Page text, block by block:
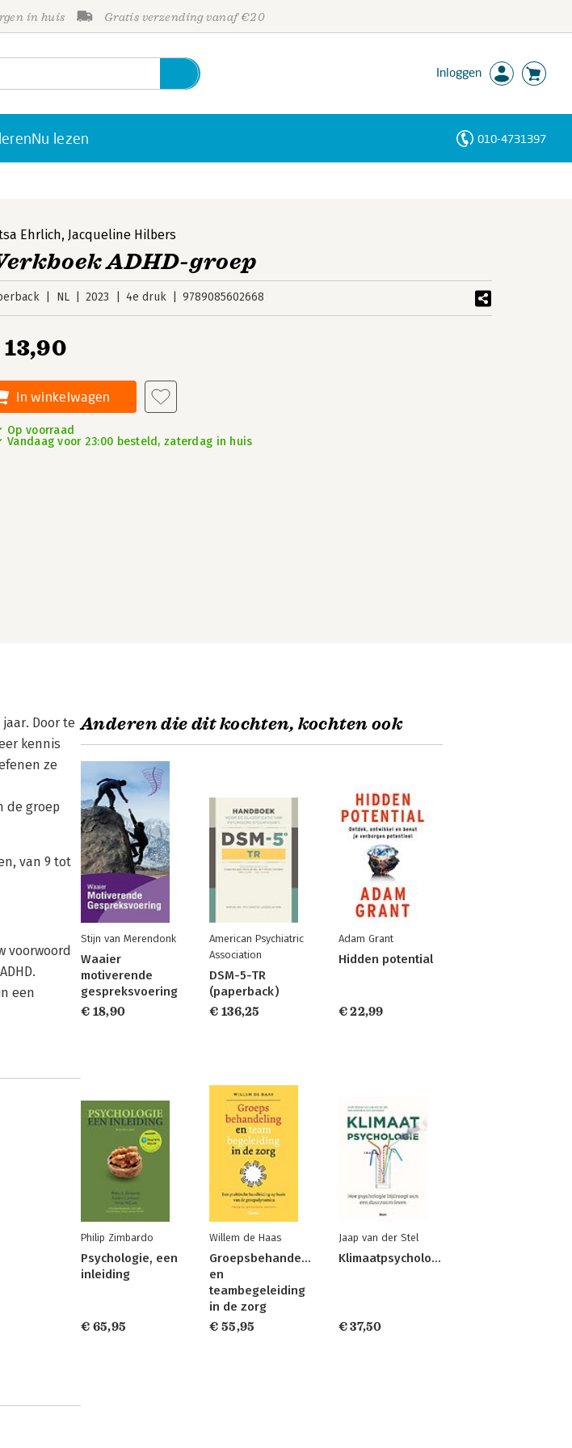
in huis Gratis verzending vanaf €20
Inloggen
Nu lezen 010-4731397
Ehrlich, Jacqueline Hilbers
ADHD-groep
NL 2023 4e druk 9789085602668
In winkelwagen
Op voorraad
Vandaag voor 23:00 besteld, zaterdag in huis
Door te
kennis
ze
de groep
van 9 tot
voorwoord
een
Anderen die dit kochten, kochten ook
Stijn van Merendonk
Waaier
motiverende
gespreksvoering
€ 18,90
American Psychiatric
Association
DSM-5-TR
(paperback)
€ 136,25
Adam Grant
Hidden potential
€ 22,99
Philip Zimbardo
Psychologie, een
inleiding
€ 65,95
Willem de Haas
Groepsbehandeling
en
teambegeleiding
in de zorg
€ 55,95
Jaap van der Stel
Klimaatpsychologie
€ 37,50
Personen